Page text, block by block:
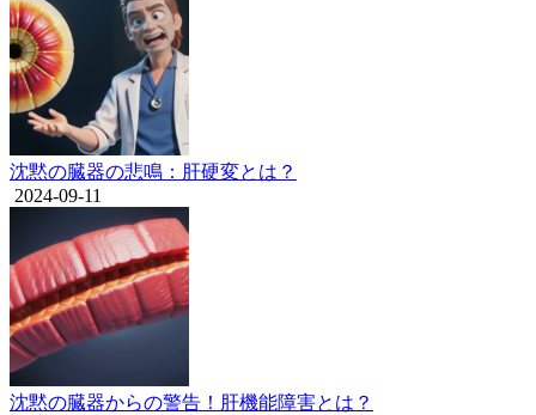
沈黙の臓器の悲鳴：肝硬変とは？
2024-09-11
沈黙の臓器からの警告！肝機能障害とは？